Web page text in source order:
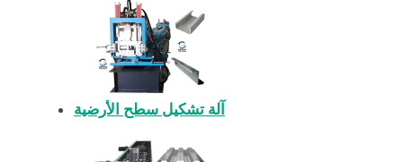
آلة تشكيل سطح الأرضية